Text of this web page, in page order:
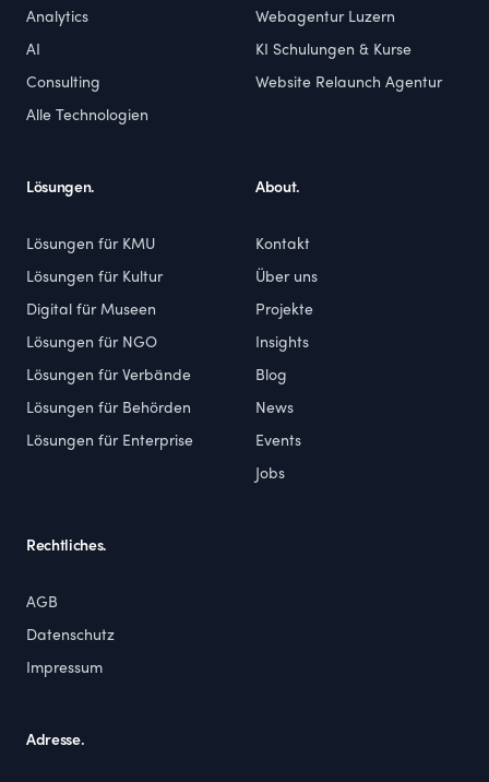
Analytics
AI
Consulting
Alle Technologien
Webagentur Luzern
KI Schulungen & Kurse
Website Relaunch Agentur
Lösungen.
Lösungen für KMU
Lösungen für Kultur
Digital für Museen
Lösungen für NGO
Lösungen für Verbände
Lösungen für Behörden
Lösungen für Enterprise
About.
Kontakt
Über uns
Projekte
Insights
Blog
News
Events
Jobs
Rechtliches.
AGB
Datenschutz
Impressum
Adresse.